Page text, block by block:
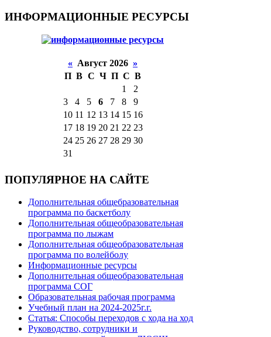
ИНФОРМАЦИОННЫЕ РЕСУРСЫ
« Август 2026 »
П В С Ч П С В
1
2
3
4 5 6 7 8
9
10 11 12 13 14 15 16
17 18 19 20 21 22 23
24 25 26 27 28 29 30
31
ПОПУЛЯРНОЕ НА САЙТЕ
Дополнительная общебразовательная
программа по баскетболу
Дополнительная общеобразовательная
программа по лыжам
Дополнительная общеобразовательная
программа по волейболу
Информационные ресурсы
Дополнительная общеобразовательная
программа СОГ
Образовательная рабочая программа
Учебный план на 2024-2025г.г.
Статья: Способы переходов с хода на ход
Руководство, сотрудники и